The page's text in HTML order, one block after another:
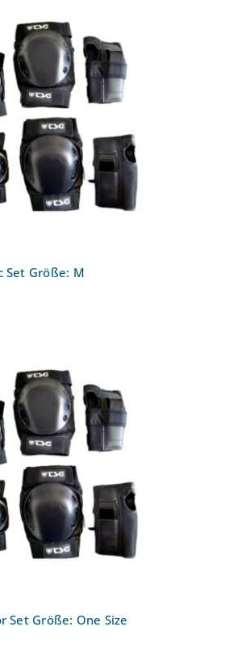
TSG Basic Set Größe: M
Set Größe: M
Junior Set Größe: One
Size
Set Größe: One Size